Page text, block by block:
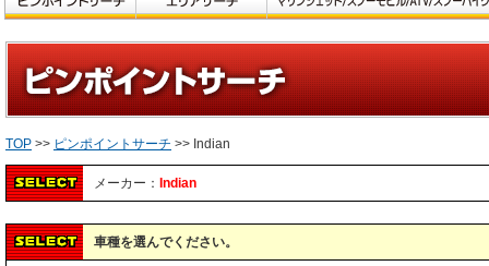
TOP >> ピンポイントサーチ >> Indian
メーカー： Indian
車種を選んでください。